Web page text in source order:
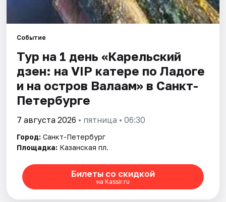
Событие
Тур на 1 день «Карельский
дзен: на VIP катере по Ладоге
и на остров Валаам» в Санкт-
Петербурге
7 августа 2026 • пятница • 06:30
Город: Санкт-Петербург
Площадка: Казанская пл.
Билеты со скидкой
на Kassir.ru